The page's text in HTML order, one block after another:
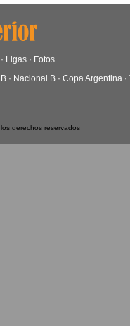
· Ligas · Fotos
· Nacional B · Copa Argentina ·
derechos reservados